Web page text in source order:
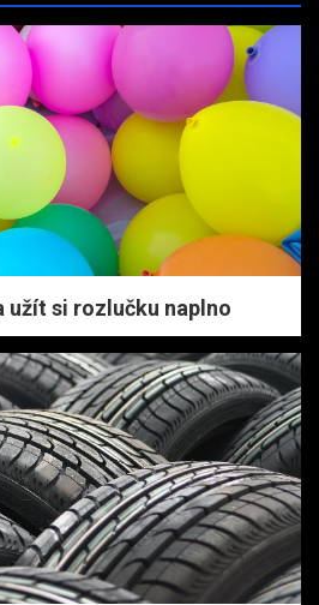
si rozlučku naplno